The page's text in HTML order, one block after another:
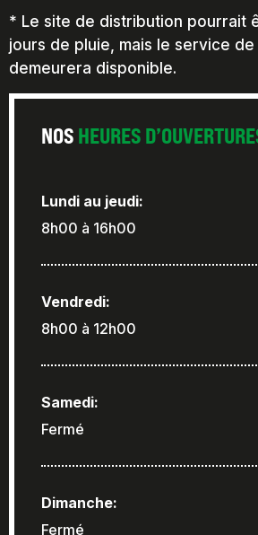
* Le site de distribution pourrait
jours de pluie, mais le service de
demeurera disponible.
NOS HEURES
Lundi au jeudi:
8h00 à 16h00
Vendredi:
8h00 à 12h00
Samedi:
Fermé
Dimanche:
Fermé